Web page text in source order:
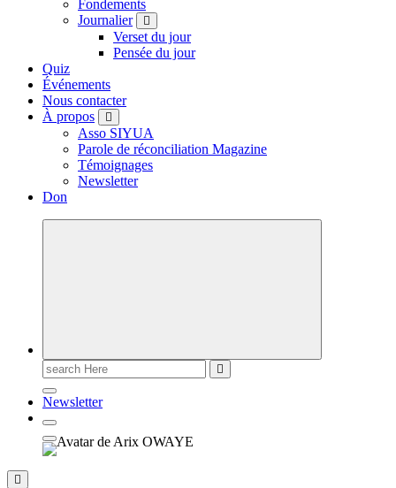
Fondements
Journalier
Verset du jour
Pensée du jour
Quiz
Événements
Nous contacter
À propos
Asso SIYUA
Parole de réconciliation Magazine
Témoignages
Newsletter
Don
Newsletter